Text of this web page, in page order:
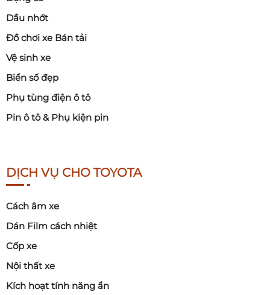
Dầu nhớt
Đồ chơi xe Bán tải
Vệ sinh xe
Biển số đẹp
Phụ tùng điện ô tô
Pin ô tô & Phụ kiện pin
DỊCH VỤ CHO TOYOTA
Cách âm xe
Dán Film cách nhiệt
Cốp xe
Nội thất xe
Kích hoạt tính năng ẩn